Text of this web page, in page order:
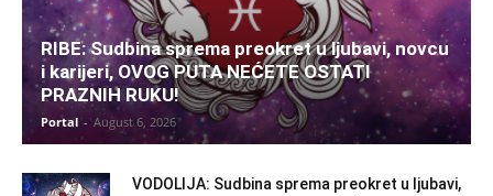
RIBE: Sudbina sprema preokret u ljubavi, novcu
i karijeri, OVOG PUTA NEĆETE OSTATI
PRAZNIH RUKU!
Portal - August 6, 2026
VODOLIJA: Sudbina sprema preokret u ljubavi,